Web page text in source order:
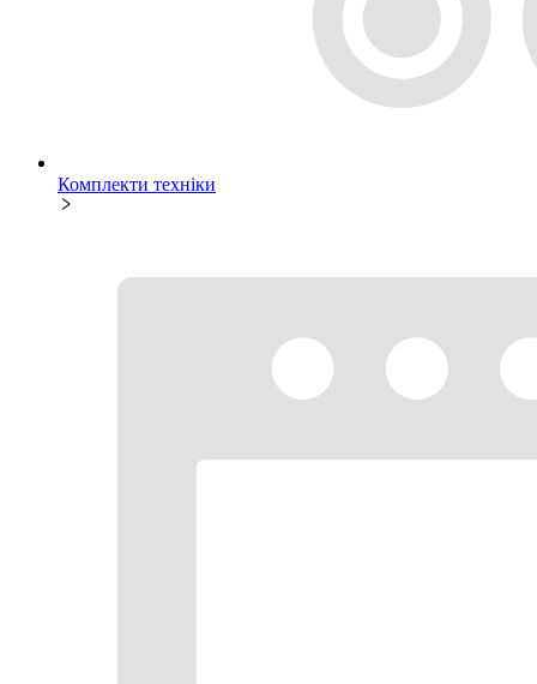
Комплекти техніки